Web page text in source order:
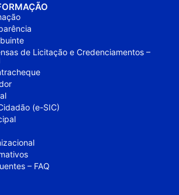
de Licitação e Credenciamentos –
(e-SIC)
– FAQ